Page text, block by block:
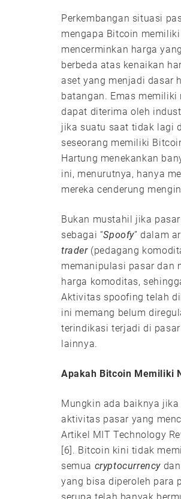
Perkembangan situasi
mengapa Bitcoin
mencerminkan harga
berbeda atas kenaikan
aset yang menjadi dasar
batangan. Emas
dapat diterima oleh
jika suatu saat tidak lagi
seseorang memiliki
Hartung menekankan
ini, menurutnya, hanya
mereka cenderung
Bukan mustahil jika pasar
sebagai “Spoofy” dalam
trader(pedagang
memanipulasi pasar dan
harga komoditas,
Aktivitas spoofing telah
ini memang belum
terindikasi terjadi di
lainnya.
Apakah Bitcoin Memiliki
Mungkin ada baiknya
aktivitas pasar yang
Artikel MIT Technology
[6]. Bitcoin kini tidak
semua cryptocurrency
yang bisa diperoleh para
serupa telah banyak